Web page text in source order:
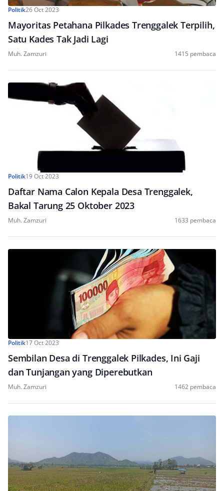
Politik26 Oct 2023
Mayoritas Petahana Pilkades Trenggalek Terpilih,
Satu Kades Tak Jadi Lagi
Muh. Zamzuri 1415 pembaca
Politik19 Oct 2023
Daftar Nama Calon Kepala Desa Trenggalek,
Bakal Tarung 25 Oktober 2023
Muh. Zamzuri 1633 pembaca
Politik17 Oct 2023
Sembilan Desa di Trenggalek Pilkades, Ini Gaji
dan Tunjangan yang Diperebutkan
Muh. Zamzuri 1462 pembaca